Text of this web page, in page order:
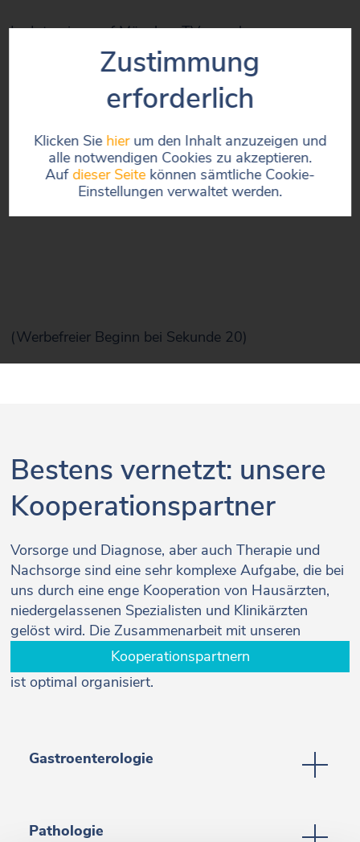
(Werbefreier Beginn bei Sekunde 20)
Zustimmung
erforderlich
Klicken Sie hierum den Inhalt anzuzeigen und
alle notwendigen Cookies zu akzeptieren.
Aufdieser Seitekönnen sämtliche Cookie-
Einstellungen verwaltet werden.
Im Interview auf München TV sprechen unser
Chefarzt Dr. med. Florian Glass und unser Oberarzt
Dr. med. Andreas Hölscher über die Behandlung von
Darmkrebs in unserem von der Deutschen
Krebsgesellschaft zertifizierten Darmzentrum.
Bestens vernetzt: unsere
Kooperationspartner
Vorsorge und Diagnose, aber auch Therapie und
Nachsorge sind eine sehr komplexe Aufgabe, die bei
uns durch eine enge Kooperation von Hausärzten,
niedergelassenen Spezialisten und Klinikärzten
gelöst wird. Die Zusammenarbeit mit unseren
Kooperationspartnern
ist optimal organisiert.
Gastroenterologie
Pathologie